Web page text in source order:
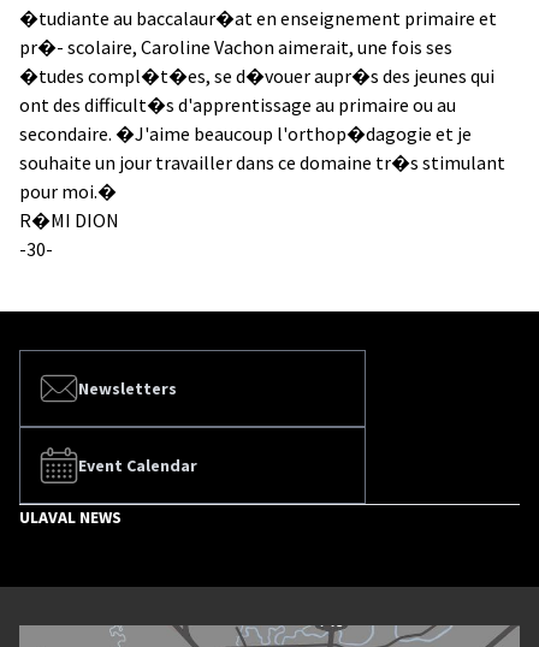
�tudiante au baccalaur�at en enseignement primaire et
pr�- scolaire, Caroline Vachon aimerait, une fois ses
�tudes compl�t�es, se d�vouer aupr�s des jeunes qui
ont des difficult�s d'apprentissage au primaire ou au
secondaire. �J'aime beaucoup l'orthop�dagogie et je
souhaite un jour travailler dans ce domaine tr�s stimulant
pour moi.�
R�MI DION
-30-
Newsletters
Event Calendar
ULAVAL NEWS